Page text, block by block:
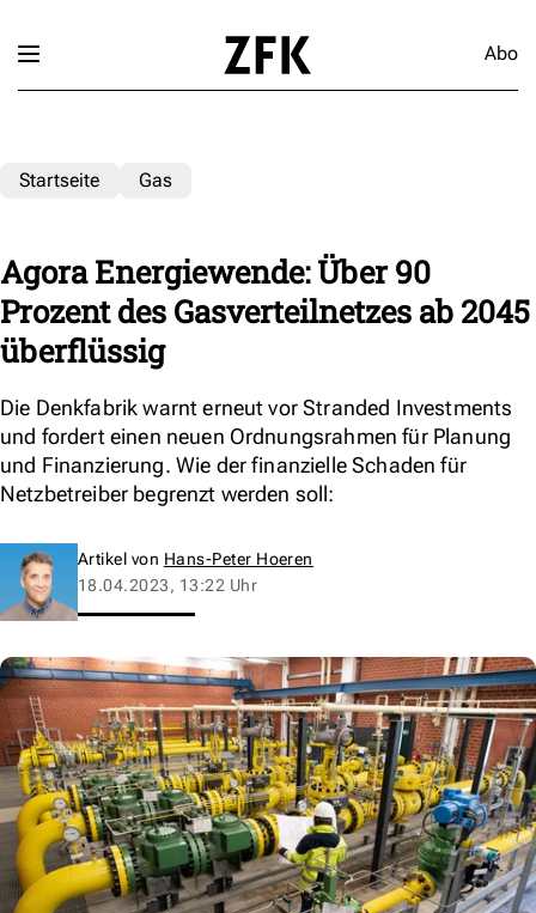
Abo
Startseite Gas
Agora Energiewende: Über 90
Prozent des Gasverteilnetzes ab 2045
überflüssig
Die Denkfabrik warnt erneut vor Stranded Investments
und fordert einen neuen Ordnungsrahmen für Planung
und Finanzierung. Wie der finanzielle Schaden für
Netzbetreiber begrenzt werden soll:
Artikel von Hans-Peter Hoeren
18.04.2023, 13:22 Uhr